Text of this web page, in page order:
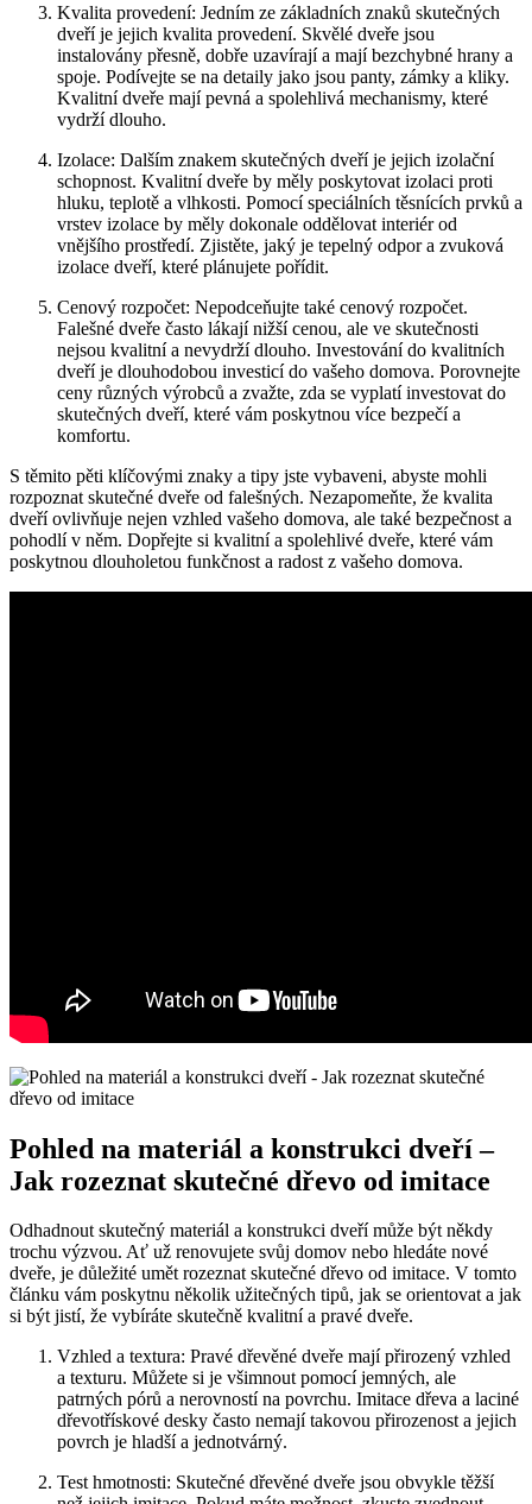
Kvalita provedení: Jedním ze základních znaků skutečných
dveří je jejich kvalita provedení. Skvělé dveře jsou
instalovány přesně, dobře uzavírají a mají bezchybné hrany a
spoje. Podívejte se na detaily jako jsou panty, zámky a kliky.
Kvalitní dveře mají pevná a spolehlivá mechanismy, které
vydrží dlouho.
Izolace: Dalším znakem skutečných dveří je jejich izolační
schopnost. Kvalitní dveře by měly poskytovat izolaci proti
hluku, teplotě a vlhkosti. Pomocí speciálních těsnících prvků a
vrstev izolace by měly dokonale oddělovat interiér od
vnějšího prostředí. Zjistěte, jaký je tepelný odpor a zvuková
izolace dveří, které plánujete pořídit.
Cenový rozpočet: Nepodceňujte také cenový rozpočet.
Falešné dveře často lákají nižší cenou, ale ve skutečnosti
nejsou kvalitní a nevydrží dlouho. Investování do kvalitních
dveří je dlouhodobou investicí do vašeho domova. Porovnejte
ceny různých výrobců a zvažte, zda se vyplatí investovat do
skutečných dveří, které vám poskytnou více bezpečí a
komfortu.
S těmito pěti klíčovými znaky a tipy jste vybaveni, abyste mohli
rozpoznat skutečné dveře od falešných. Nezapomeňte, že kvalita
dveří ovlivňuje nejen vzhled vašeho domova, ale také bezpečnost a
pohodlí v něm. Dopřejte si kvalitní a spolehlivé dveře, které vám
poskytnou dlouholetou funkčnost a radost z vašeho domova.
Pohled na materiál a konstrukci dveří –
Jak rozeznat skutečné dřevo od imitace
Odhadnout skutečný materiál a konstrukci dveří může být někdy
trochu výzvou. Ať už renovujete svůj domov nebo hledáte nové
dveře, je důležité umět rozeznat skutečné dřevo od imitace. V tomto
článku vám poskytnu několik užitečných tipů, jak se orientovat a jak
si být jistí, že vybíráte skutečně kvalitní a pravé dveře.
Vzhled a textura: Pravé dřevěné dveře mají přirozený vzhled
a texturu. Můžete si je všimnout pomocí jemných, ale
patrných pórů a nerovností na povrchu. Imitace dřeva a laciné
dřevotřískové desky často nemají takovou přirozenost a jejich
povrch je hladší a jednotvárný.
Test hmotnosti: Skutečné dřevěné dveře jsou obvykle těžší